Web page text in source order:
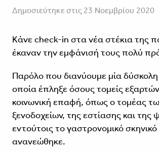
Δημοσιεύτηκε στις 23 Νοεμβρίου 2020
Κάνε check-in στα νέα στέκια της
έκαναν την εμφάνισή τους πολύ
Παρόλο που διανύουμε μία
οποία έπληξε όσους τομείς
κοινωνική επαφή, όπως ο τομέας
ξενοδοχείων, της εστίασης και της
εντούτοις το γαστρονομικό
ανανεώθηκε.